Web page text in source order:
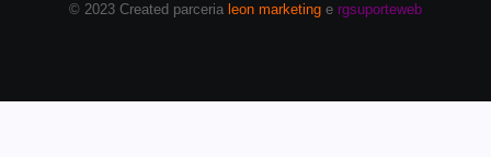
© 2023 Created parceria leon marketing e rgsuporteweb